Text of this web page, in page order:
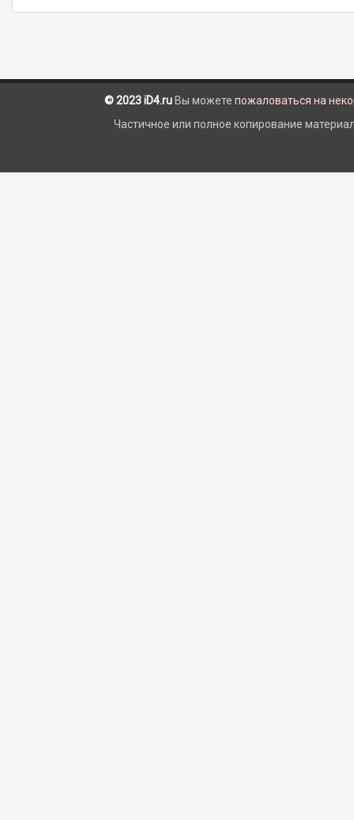
© 2023 iD4.ruВы можете пожаловаться на
Частичное или полное копирование